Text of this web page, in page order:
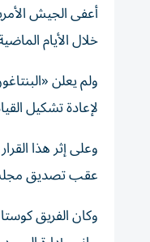
أعفى الجيش
خلال الأيام
ولم يعلن
لإعادة تشكيل
وعلى إثر هذا
عقب تصديق